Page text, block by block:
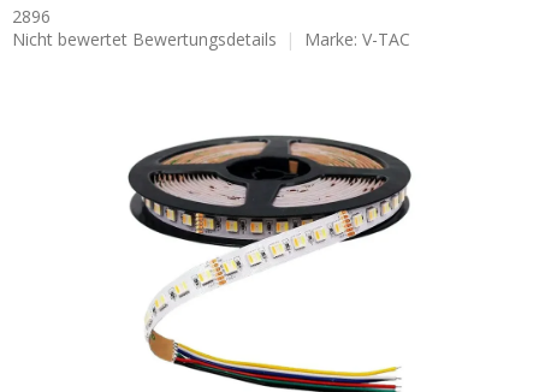
2896
Die
Nicht bewertet Bewertungsdetails Marke: V-TAC